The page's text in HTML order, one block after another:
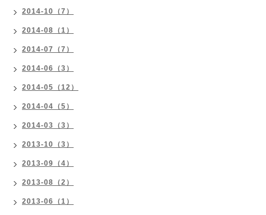
2014-10（7）
2014-08（1）
2014-07（7）
2014-06（3）
2014-05（12）
2014-04（5）
2014-03（3）
2013-10（3）
2013-09（4）
2013-08（2）
2013-06（1）